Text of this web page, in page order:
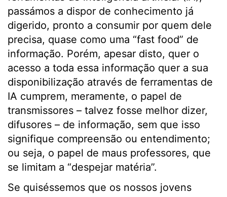
passámos a dispor de conhecimento já
digerido, pronto a consumir por quem dele
precisa, quase como uma “fast food” de
informação. Porém, apesar disto, quer o
acesso a toda essa informação quer a sua
disponibilização através de ferramentas de
IA cumprem, meramente, o papel de
transmissores – talvez fosse melhor dizer,
difusores – de informação, sem que isso
signifique compreensão ou entendimento;
ou seja, o papel de maus professores, que
se limitam a “despejar matéria”.
Se quiséssemos que os nossos jovens